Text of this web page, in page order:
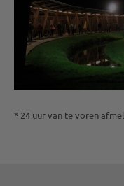
* 24 uur van te voren